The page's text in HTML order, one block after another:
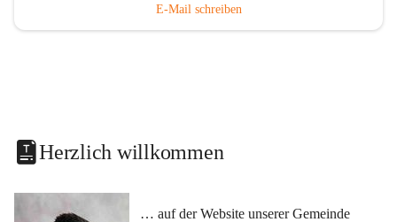
E-Mail schreiben
Herzlich willkommen
… auf der Website unserer Gemeinde